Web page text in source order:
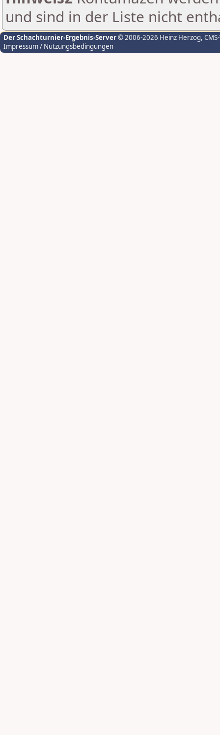
und sind in der Liste nicht
Der Schachturnier-Ergebnis-Server© 2006-2026 Heinz Herzog,
Impressum / Nutzungsbedingungen